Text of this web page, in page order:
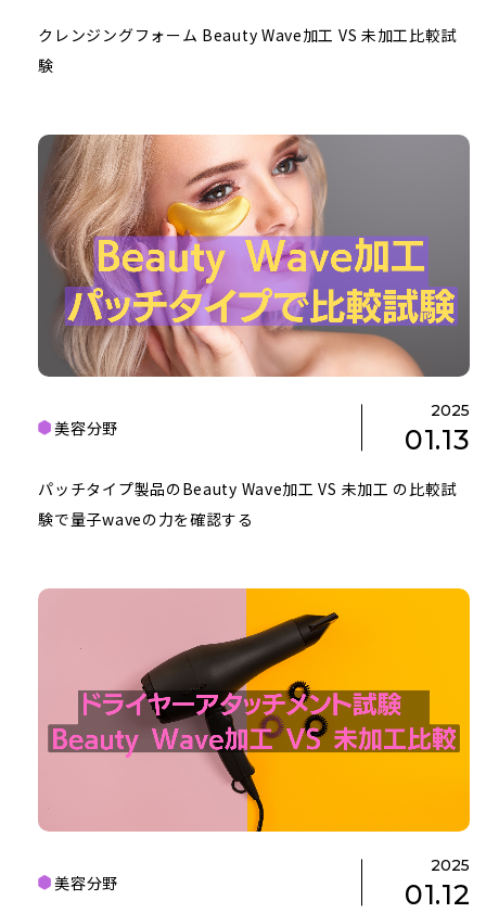
クレンジングフォーム Beauty Wave加工 VS 未加工比較試
験
美容分野
2025
01.13
パッチタイプ製品のBeauty Wave加工 VS 未加工 の比較試
験で量子waveの力を確認する
美容分野
2025
01.12